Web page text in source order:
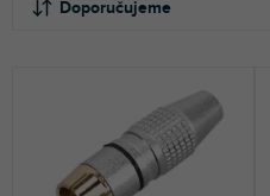
Doporučujeme
NEJPRODÁVANĚJŠÍ
ABECEDNĚ